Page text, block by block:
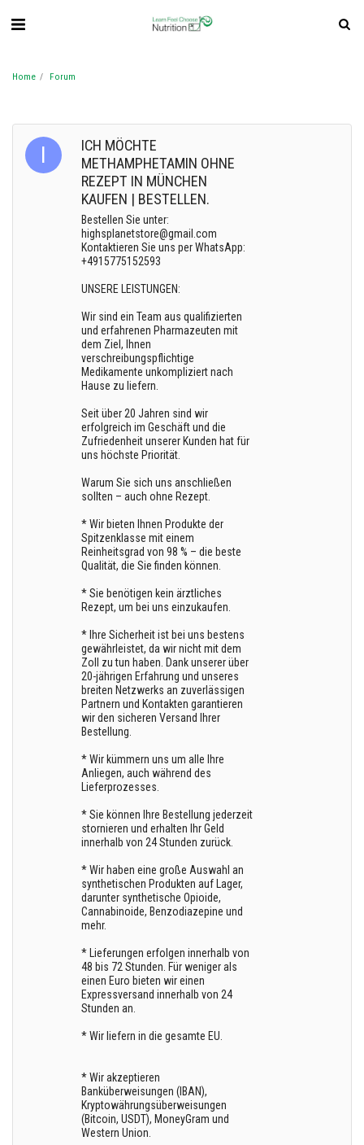
Home Forum
ICH MÖCHTE
METHAMPHETAMIN OHNE
REZEPT IN MÜNCHEN
KAUFEN | BESTELLEN.
Bestellen Sie unter:
highsplanetstore@gmail.com
Kontaktieren Sie uns per WhatsApp:
+4915775152593
UNSERE LEISTUNGEN:
Wir sind ein Team aus qualifizierten
und erfahrenen Pharmazeuten mit
dem Ziel, Ihnen
verschreibungspflichtige
Medikamente unkompliziert nach
Hause zu liefern.
Seit über 20 Jahren sind wir
erfolgreich im Geschäft und die
Zufriedenheit unserer Kunden hat für
uns höchste Priorität.
Warum Sie sich uns anschließen
sollten – auch ohne Rezept.
* Wir bieten Ihnen Produkte der
Spitzenklasse mit einem
Reinheitsgrad von 98 % – die beste
Qualität, die Sie finden können.
* Sie benötigen kein ärztliches
Rezept, um bei uns einzukaufen.
* Ihre Sicherheit ist bei uns bestens
gewährleistet, da wir nicht mit dem
Zoll zu tun haben. Dank unserer über
20-jährigen Erfahrung und unseres
breiten Netzwerks an zuverlässigen
Partnern und Kontakten garantieren
wir den sicheren Versand Ihrer
Bestellung.
* Wir kümmern uns um alle Ihre
Anliegen, auch während des
Lieferprozesses.
* Sie können Ihre Bestellung jederzeit
stornieren und erhalten Ihr Geld
innerhalb von 24 Stunden zurück.
* Wir haben eine große Auswahl an
synthetischen Produkten auf Lager,
darunter synthetische Opioide,
Cannabinoide, Benzodiazepine und
mehr.
* Lieferungen erfolgen innerhalb von
48 bis 72 Stunden. Für weniger als
einen Euro bieten wir einen
Expressversand innerhalb von 24
Stunden an.
* Wir liefern in die gesamte EU.
* Wir akzeptieren
Banküberweisungen (IBAN),
Kryptowährungsüberweisungen
(Bitcoin, USDT), MoneyGram und
Western Union.